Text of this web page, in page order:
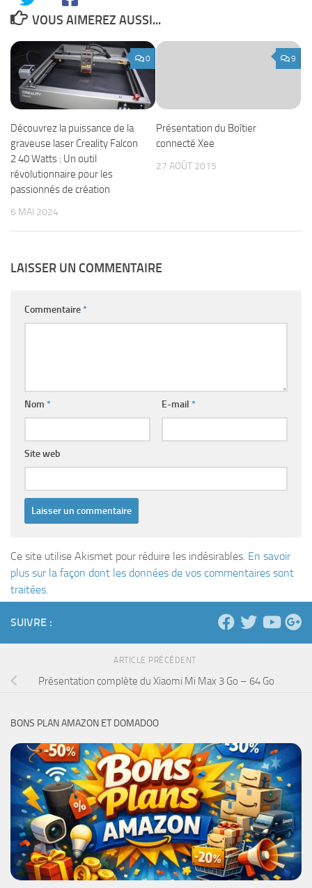
VOUS AIMEREZ AUSSI...
0
Découvrez la puissance de la
graveuse laser Creality Falcon
2 40 Watts : Un outil
révolutionnaire pour les
passionnés de création
6 MAI 2024
9
Présentation du Boîtier
connecté Xee
27 AOÛT 2015
LAISSER UN COMMENTAIRE
Commentaire*
Nom * E-mail *
Site web
Ce site utilise Akismet pour réduire les indésirables. En savoir
plus sur la façon dont les données de vos commentaires sont
traitées.
SUIVRE :
ARTICLE PRÉCÉDENT
Présentation complète du Xiaomi Mi Max 3 Go – 64 Go
BONS PLAN AMAZON ET DOMADOO